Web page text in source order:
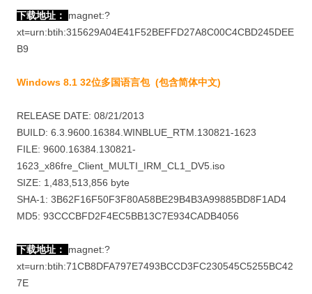
下载地址： magnet:?
xt=urn:btih:315629A04E41F52BEFFD27A8C00C4CBD245DEE
B9
Windows 8.1 32位多国语言包 (包含简体中文)
RELEASE DATE: 08/21/2013
BUILD: 6.3.9600.16384.WINBLUE_RTM.130821-1623
FILE: 9600.16384.130821-
1623_x86fre_Client_MULTI_IRM_CL1_DV5.iso
SIZE: 1,483,513,856 byte
SHA-1: 3B62F16F50F3F80A58BE29B4B3A99885BD8F1AD4
MD5: 93CCCBFD2F4EC5BB13C7E934CADB4056
下载地址： magnet:?
xt=urn:btih:71CB8DFA797E7493BCCD3FC230545C5255BC42
7E